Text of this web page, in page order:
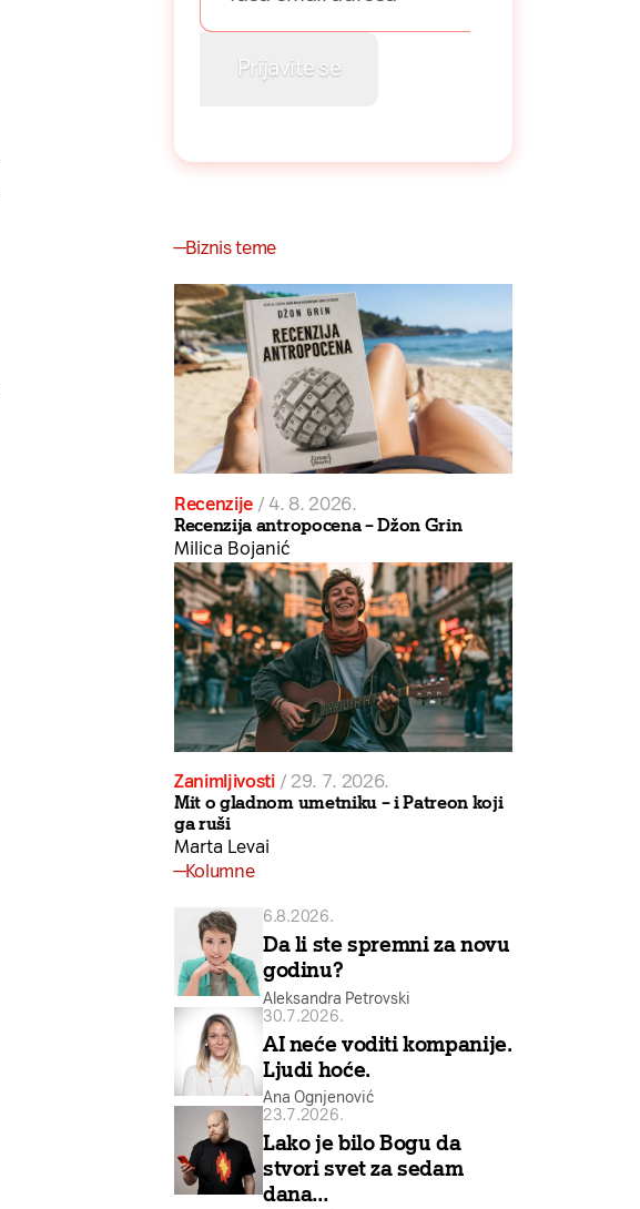
Biznis teme
Recenzije / 4. 8. 2026.
Recenzija antropocena – Džon Grin
Milica Bojanić
Zanimljivosti / 29. 7. 2026.
Mit o gladnom umetniku – i Patreon koji
ga ruši
Marta Levai
Kolumne
6.8.2026.
Da li ste spremni za novu
godinu?
Aleksandra Petrovski
30.7.2026.
AI neće voditi kompanije.
Ljudi hoće.
Ana Ognjenović
23.7.2026.
Lako je bilo Bogu da
stvori svet za sedam
dana…